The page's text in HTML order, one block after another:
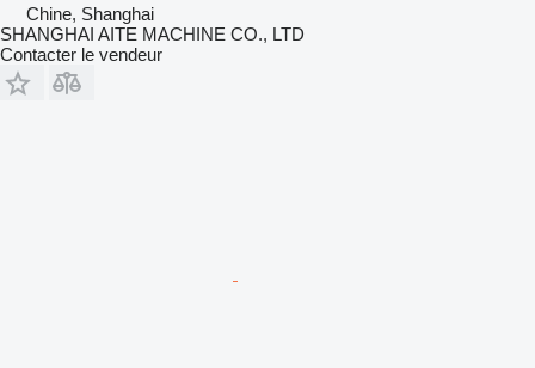
Chine, Shanghai
SHANGHAI AITE MACHINE CO., LTD
Contacter le vendeur